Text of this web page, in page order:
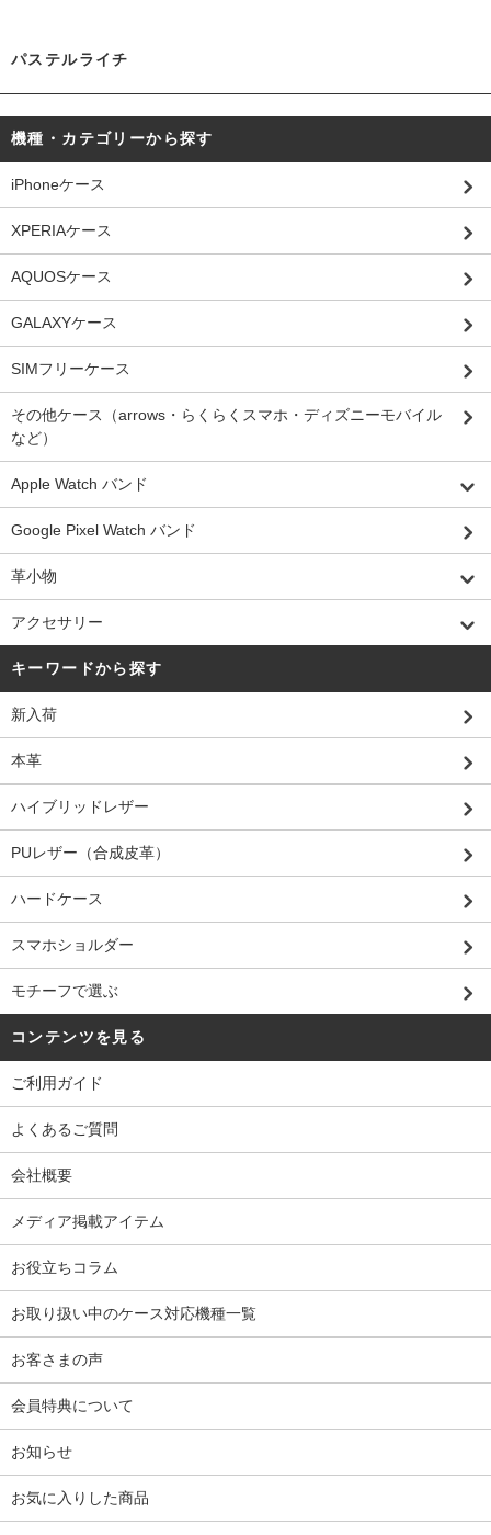
パステルライチ
機種・カテゴリーから探す
iPhoneケース
XPERIAケース
AQUOSケース
GALAXYケース
SIMフリーケース
その他ケース（arrows・らくらくスマホ・ディズニーモバイル
など）
Apple Watch バンド
Google Pixel Watch バンド
革小物
アクセサリー
キーワードから探す
新入荷
本革
ハイブリッドレザー
PUレザー（合成皮革）
ハードケース
スマホショルダー
モチーフで選ぶ
コンテンツを見る
ご利用ガイド
よくあるご質問
会社概要
メディア掲載アイテム
お役立ちコラム
お取り扱い中のケース対応機種一覧
お客さまの声
会員特典について
お知らせ
お気に入りした商品